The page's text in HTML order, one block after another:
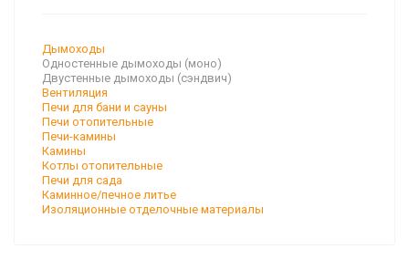
Дымоходы
Одностенные дымоходы (моно)
Двустенные дымоходы (сэндвич)
Вентиляция
Печи для бани и сауны
Печи отопительные
Печи-камины
Камины
Котлы отопительные
Печи для сада
Каминное/печное литье
Изоляционные отделочные материалы